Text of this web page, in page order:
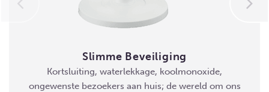
Slimme Beveiliging
Kortsluiting, waterlekkage, koolmonoxide,
ongewenste bezoekers aan huis; de wereld om ons